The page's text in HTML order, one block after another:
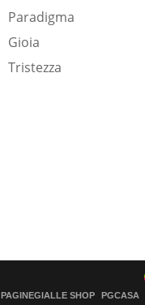
Paradigma
Gioia
Tristezza
PAGINEGIALLE SHOP PGCASA